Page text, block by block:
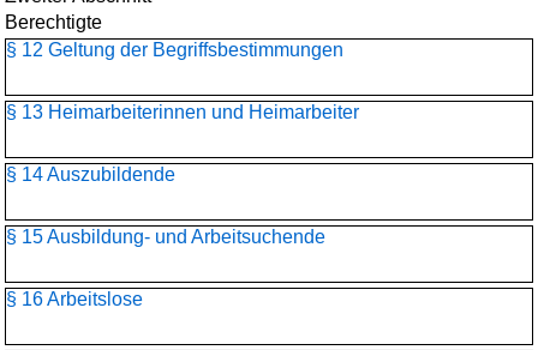
Berechtigte
§ 12 Geltung der Begriffsbestimmungen
§ 13 Heimarbeiterinnen und Heimarbeiter
§ 14 Auszubildende
§ 15 Ausbildung- und Arbeitsuchende
§ 16 Arbeitslose